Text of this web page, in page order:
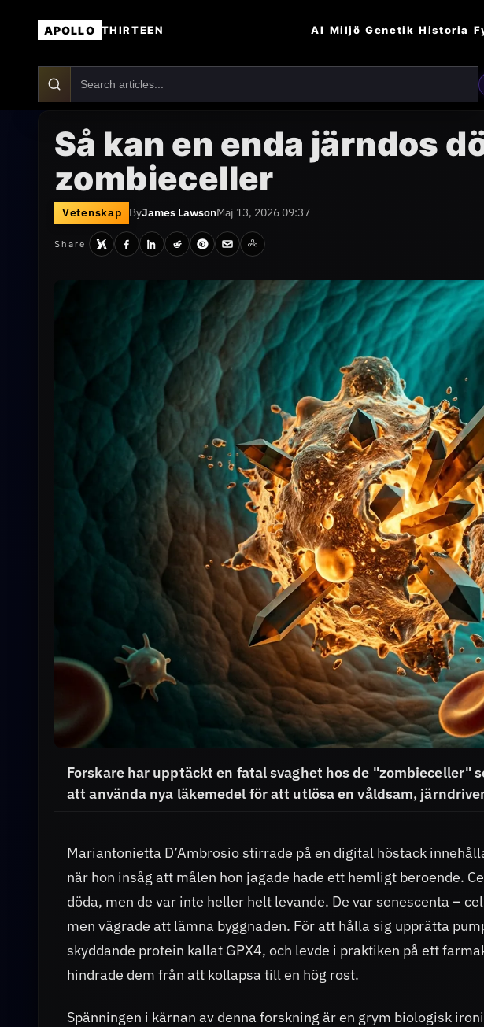
APOLLO THIRTEEN AI Miljö Genetik Historia
Så kan en enda järndos
zombieceller
Vetenskap ByJames LawsonMaj 13, 2026 09:37
Share
Forskare har upptäckt en fatal svaghet hos de "zombieceller"
att använda nya läkemedel för att utlösa en våldsam,
Mariantonietta D’Ambrosio stirrade på en digital höstack
när hon insåg att målen hon jagade hade ett hemligt beroende.
döda, men de var inte heller helt levande. De var senescenta –
men vägrade att lämna byggnaden. För att hålla sig upprätta
skyddande protein kallat GPX4, och levde i praktiken på ett
hindrade dem från att kollapsa till en hög rost.
Spänningen i kärnan av denna forskning är en grym biologisk